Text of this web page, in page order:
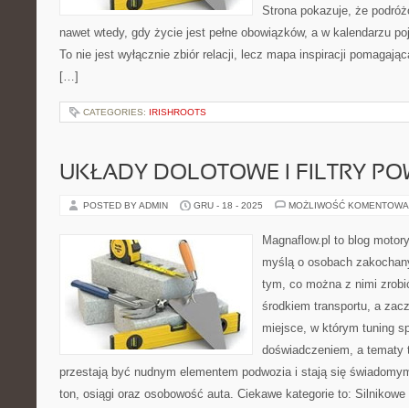
Strona pokazuje, że
nawet wtedy, gdy życie jest pełne obowiązków, a w kalendarzu
To nie jest wyłącznie zbiór relacji, lecz mapa inspiracji
[…]
CATEGORIES: IRISHROOTS
UKŁADY DOLOTOWE I FILTRY
POSTED BY ADMIN GRU - 18 - 2025 MOŻLIWOŚĆ
Magnaflow.pl to blog
myślą o osobach
tym, co można z nimi
środkiem transportu, a
miejsce, w którym tuning
doświadczeniem, a tematy
przestają być nudnym elementem podwozia i stają się
ton, osiągi oraz osobowość auta. Ciekawe kategorie to: